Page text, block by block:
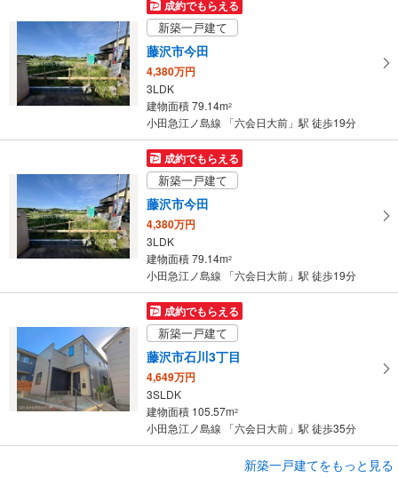
イ
ペ
ー
に
存
る
成約でもらえる
新築一戸建て
藤沢市今田
4,380万円
3LDK
建物面積 79.14m2
小田急江ノ島線 「六会日大前」駅 徒歩19分
成約でもらえる
新築一戸建て
藤沢市今田
4,380万円
3LDK
建物面積 79.14m2
小田急江ノ島線 「六会日大前」駅 徒歩19分
成約でもらえる
新築一戸建て
藤沢市石川3丁目
4,649万円
3SLDK
建物面積 105.57m2
小田急江ノ島線 「六会日大前」駅 徒歩35分
新築一戸建てをもっと見る